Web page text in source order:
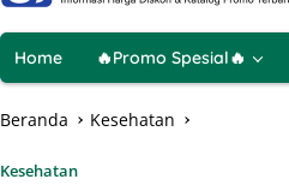
Home 🔥Promo Spesial🔥
Beranda Kesehatan
Kesehatan